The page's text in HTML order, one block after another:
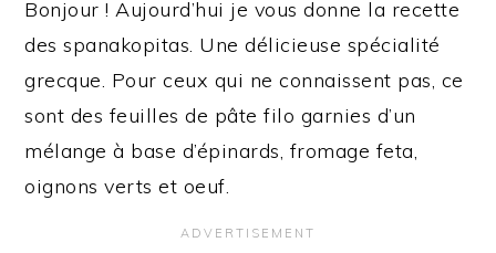
Bonjour ! Aujourd’hui je vous donne la recette
des spanakopitas. Une délicieuse spécialité
grecque. Pour ceux qui ne connaissent pas, ce
sont des feuilles de pâte filo garnies d’un
mélange à base d’épinards, fromage feta,
oignons verts et oeuf.